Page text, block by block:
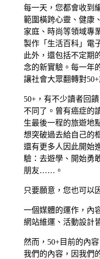
每一天，您都會收到
範圍橫跨心靈、健康
家庭、時尚等領域專
製作「生活百科」電
此外，還包括不定期
念的新實驗。每一年
讓社會大眾翻轉對50+
50+，有不少讀者回
不同了。曾有癌症的
生最後一程的旅遊地
想突破過去給自己的
還有更多人因此開始
驗：去遊學、開始勇
朋友……。
只要願意，您也可以
一個媒體的運作，內
網站維運、活動設計
然而，50+目前的內
我們的內容，因我們